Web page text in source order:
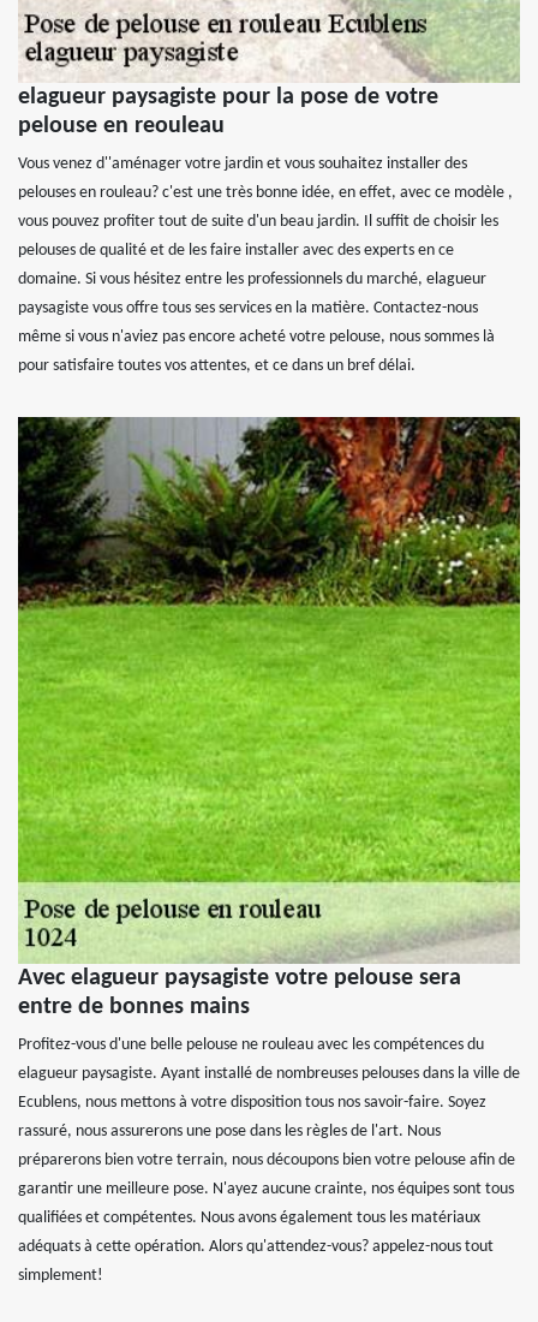
elagueur paysagiste pour la pose de votre
pelouse en reouleau
Vous venez d''aménager votre jardin et vous souhaitez installer des
pelouses en rouleau? c'est une très bonne idée, en effet, avec ce modèle ,
vous pouvez profiter tout de suite d'un beau jardin. Il suffit de choisir les
pelouses de qualité et de les faire installer avec des experts en ce
domaine. Si vous hésitez entre les professionnels du marché, elagueur
paysagiste vous offre tous ses services en la matière. Contactez-nous
même si vous n'aviez pas encore acheté votre pelouse, nous sommes là
pour satisfaire toutes vos attentes, et ce dans un bref délai.
Avec elagueur paysagiste votre pelouse sera
entre de bonnes mains
Profitez-vous d'une belle pelouse ne rouleau avec les compétences du
elagueur paysagiste. Ayant installé de nombreuses pelouses dans la ville de
Ecublens, nous mettons à votre disposition tous nos savoir-faire. Soyez
rassuré, nous assurerons une pose dans les règles de l'art. Nous
préparerons bien votre terrain, nous découpons bien votre pelouse afin de
garantir une meilleure pose. N'ayez aucune crainte, nos équipes sont tous
qualifiées et compétentes. Nous avons également tous les matériaux
adéquats à cette opération. Alors qu'attendez-vous? appelez-nous tout
simplement!